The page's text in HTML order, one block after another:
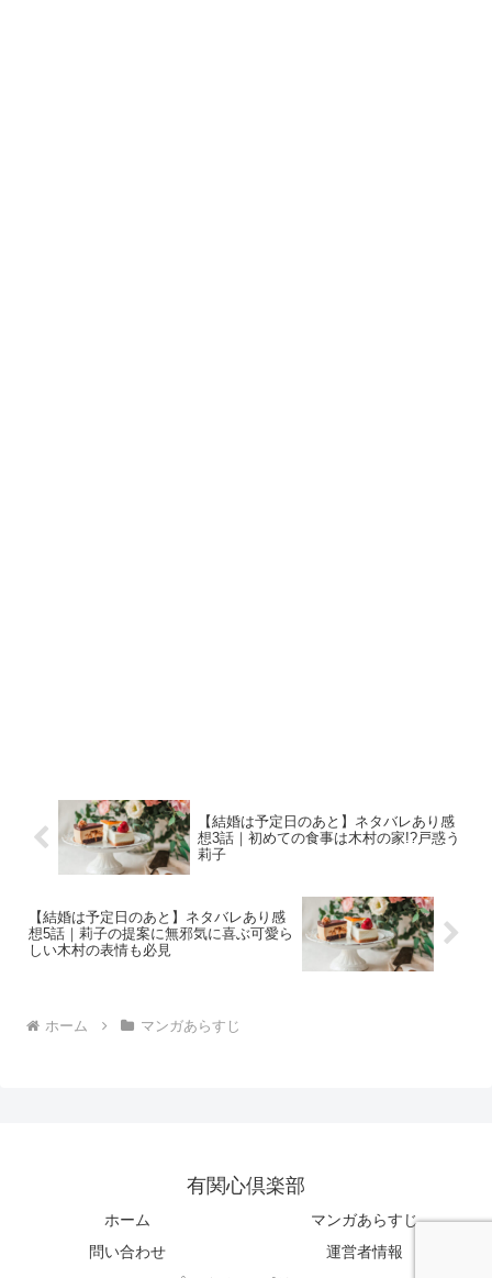
【結婚は予定日のあと】ネタバレあり感
想3話｜初めての食事は木村の家!?戸惑う
莉子
【結婚は予定日のあと】ネタバレあり感
想5話｜莉子の提案に無邪気に喜ぶ可愛ら
しい木村の表情も必見
ホーム マンガあらすじ
有関心倶楽部
ホーム
マンガあらすじ
問い合わせ
運営者情報